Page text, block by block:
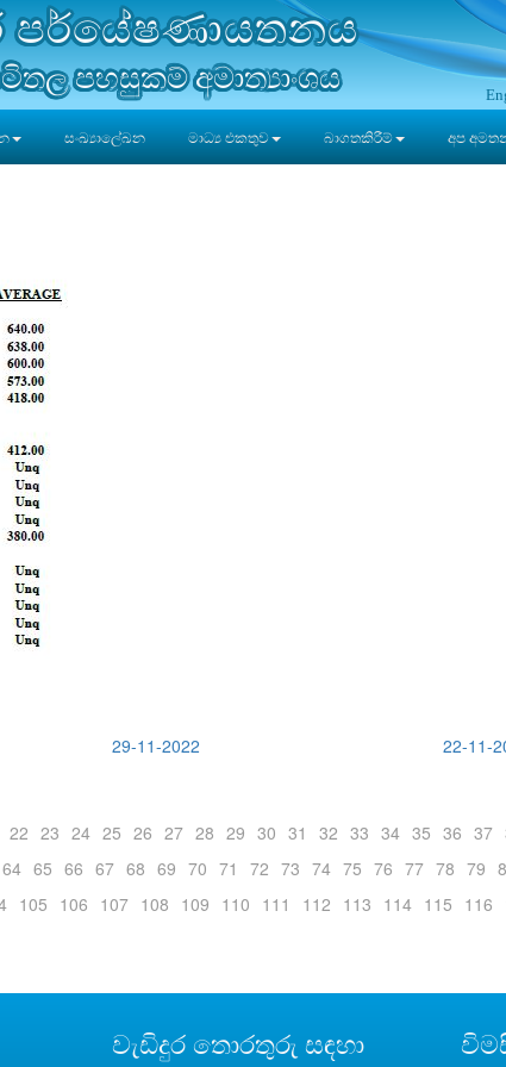
පර්යේෂණායතනය
පහසුකම් අමාත්‍යාංශය
සංඛ්‍යාලේඛන මාධ්‍ය එකතුව බාගතකිරීම් අප
29-11-2022 22-11-
22 23 24 25 26 27 28 29 30 31 32 33 34 35 36 37
64 65 66 67 68 69 70 71 72 73 74 75 76 77 78 79
105 106 107 108 109 110 111 112 113 114 115 116
වැඩිදුර තොරතුරු සඳහා